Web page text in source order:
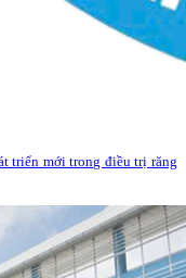
triển mới trong điều trị răng